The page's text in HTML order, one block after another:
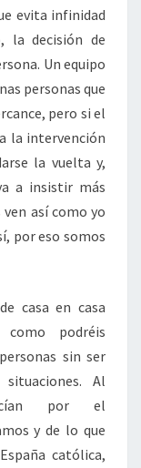
evita infinidad
la decisión de
Un equipo
personas que
pero si el
la intervención
la vuelta y,
a insistir más
así como yo
por eso somos
casa en casa
podréis
sin ser
Al
por el
y de lo que
católica,